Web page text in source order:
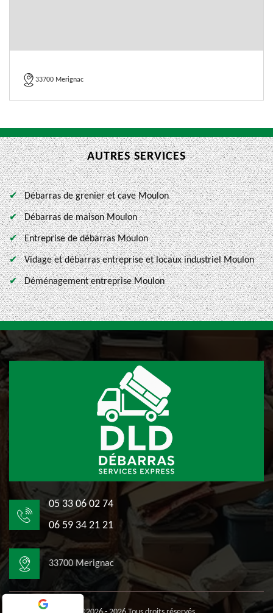
33700 Merignac
AUTRES SERVICES
Débarras de grenier et cave Moulon
Débarras de maison Moulon
Entreprise de débarras Moulon
Vidage et débarras entreprise et locaux industriel Moulon
Déménagement entreprise Moulon
05 33 06 02 74
06 59 34 21 21
33700 Merignac